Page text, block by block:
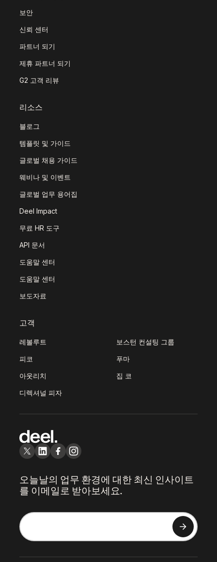
보안
신뢰 센터
파트너 되기
제휴 파트너 되기
G2 고객 리뷰
리소스
블로그
템플릿 및 가이드
글로벌 채용 가이드
웨비나 및 이벤트
글로벌 업무 용어집
Deel Impact
무료 HR 도구
API 문서
도움말 센터
도움말 센터
보도자료
고객
레볼루트 보스턴 컨설팅 그룹
피코 푸마
아웃리치 집 코
디렉셔널 피자
오늘날의 업무 환경에 대한 최신 인사이트
를 이메일로 받아보세요.